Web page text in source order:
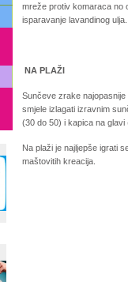
mreže protiv komaraca no
isparavanje lavandinog ulja.
NA PLAŽI
Sunčeve zrake
smjele izlagati izravnim
(30 do 50) i kapica na glavi
Na plaži je najljepše igrati
maštovitih kreacija.